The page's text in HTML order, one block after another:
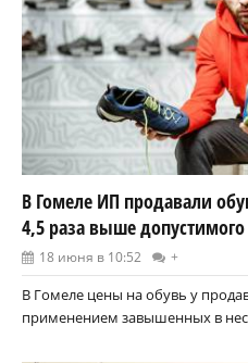
В Гомеле ИП продавали
4,5 раза выше допустимого
18 июня в 10:52 +
В Гомеле цены на обувь у
применением завышенных в